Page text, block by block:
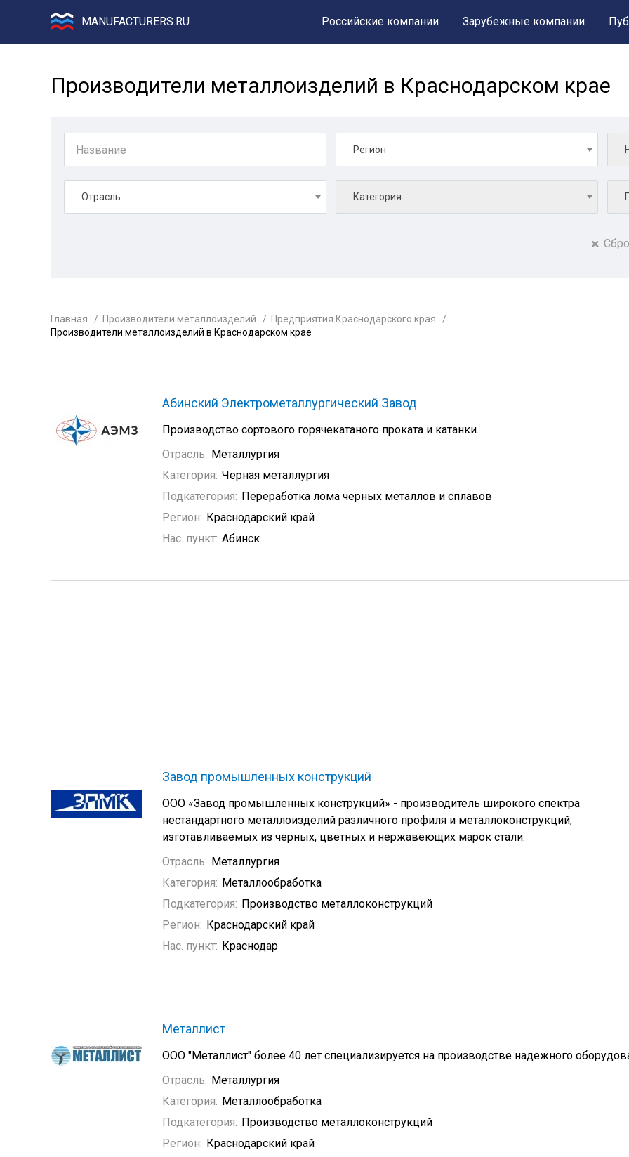
MANUFACTURERS.RU Российские компании Зарубежные компании
Производители металлоизделий в Краснодарском крае
Регион
Отрасль Категория
Главная Производители металлоизделий
Предприятия Краснодарского края
Производители металлоизделий в Краснодарском крае
Абинский Электрометаллургический Завод
Производство сортового горячекатаного проката и катанки.
Отрасль: Металлургия
Категория: Черная металлургия
Подкатегория: Переработка лома черных металлов и сплавов
Регион: Краснодарский край
Нас. пункт: Абинск
Завод промышленных конструкций
ООО «Завод промышленных конструкций» - производитель широкого спектра
нестандартного металлоизделий различного профиля и металлоконструкций,
изготавливаемых из черных, цветных и нержавеющих марок стали.
Отрасль: Металлургия
Категория: Металлообработка
Подкатегория: Производство металлоконструкций
Регион: Краснодарский край
Нас. пункт: Краснодар
Металлист
ООО "Металлист" более 40 лет специализируется на производстве надежного
Отрасль: Металлургия
Категория: Металлообработка
Подкатегория: Производство металлоконструкций
Регион: Краснодарский край